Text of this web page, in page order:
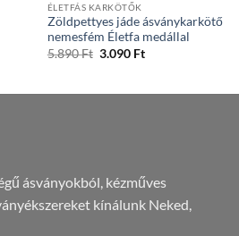
ÉLETFÁS KARKÖTŐK
Zöldpettyes jáde ásványkarkötő
nemesfém Életfa medállal
5.890Ft Original
3.090 FtCurrent
ásványokból, kézműves
kínálunk Neked,